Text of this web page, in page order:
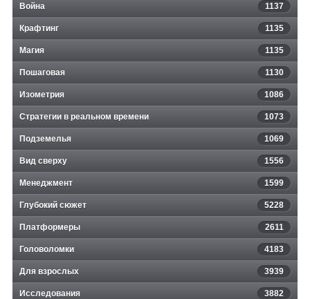
Война 1137
Крафтинг 1135
Магия 1135
Пошаговая 1130
Изометрия 1086
Стратегии в реальном времени 1073
Подземелья 1069
Вид сверху 1556
Менеджмент 1599
Глубокий сюжет 5228
Платформеры 2611
Головоломки 4183
Для взрослых 3939
Исследования 3882